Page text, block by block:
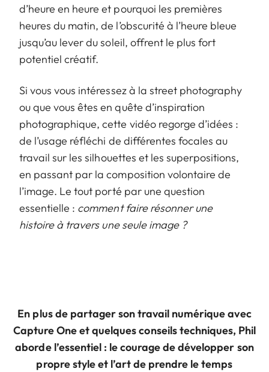
d’heure en heure et pourquoi les premières
heures du matin, de l’obscurité à l’heure bleue
jusqu’au lever du soleil, offrent le plus fort
potentiel créatif.
Si vous vous intéressez à la street photography
ou que vous êtes en quête d’inspiration
photographique, cette vidéo regorge d’idées :
de l’usage réfléchi de différentes focales au
travail sur les silhouettes et les superpositions,
en passant par la composition volontaire de
l’image. Le tout porté par une question
essentielle : comment faire résonner une
histoire à travers une seule image ?
En plus de partager son travail numérique avec
Capture One et quelques conseils techniques, Phil
aborde l’essentiel : le courage de développer son
propre style et l’art de prendre le temps